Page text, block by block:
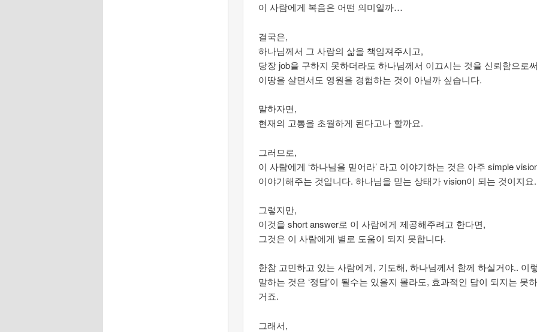
이 사람에게 복음은 어떤 의미일까…
결국은,
하나님께서 그 사람의 삶을 책임져주시고,
당장 job을 구하지 못하더라도 하나님께서 이끄시는 것을 신뢰함으로
이땅을 살면서도 영원을 경험하는 것이 아닐까 싶습니다.
말하자면,
현재의 고통을 초월하게 된다고나 할까요.
그러므로,
이 사람에게 ‘하나님을 믿어라’ 라고 이야기하는 것은 아주 simple
이야기해주는 것입니다. 하나님을 믿는 상태가 vision이 되는 것이지요.
그렇지만,
이것을 short answer로 이 사람에게 제공해주려고 한다면,
그것은 이 사람에게 별로 도움이 되지 못합니다.
한참 고민하고 있는 사람에게, 기도해, 하나님께서 함께 하실거야.. 이
말하는 것은 ‘정답’이 될수는 있을지 몰라도, 효과적인 답이 되지는 못
거죠.
그래서,